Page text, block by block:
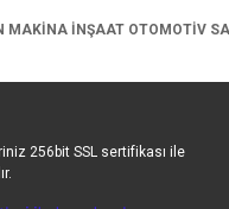
MAKİNA İNŞAAT OTOMOTİV
256bit SSL sertifikası ile